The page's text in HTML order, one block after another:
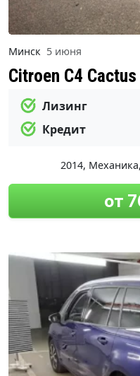
Минск 5 июня
Citroen C4 Cactus
Лизинг
Кредит
2014, Механика,
от